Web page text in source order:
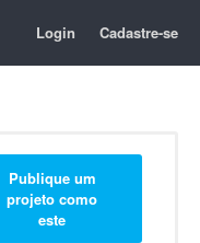
Login Cadastre-se
Publique um
projeto como
este